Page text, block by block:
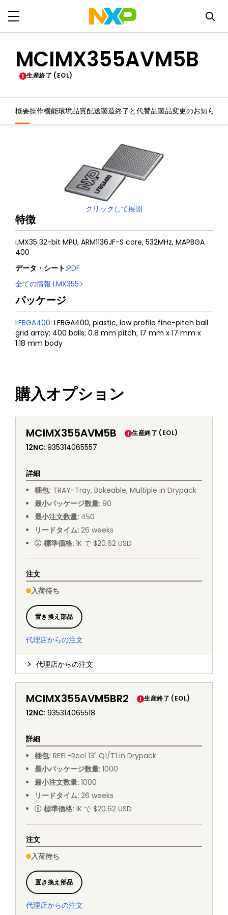
MCIMX355AVM5B
生産終了 (EOL)
概要操作機能環境品質配送製造終了と代替品製品変更のお知らせ
クリックして展開
特徴
i.MX35 32-bit MPU, ARM1136JF-S core, 532MHz, MAPBGA
400
データ・シート:PDF
全ての情報 i.MX355
パッケージ
LFBGA400: LFBGA400, plastic, low profile fine-pitch ball
grid array; 400 balls; 0.8 mm pitch; 17 mm x 17 mm x
1.18 mm body
購入オプション
MCIMX355AVM5B 生産終了 (EOL)
12NC: 935314065557
詳細
梱包: TRAY-Tray, Bakeable, Multiple in Drypack
最小パッケージ数量: 90
最小注文数量: 450
リードタイム: 26 weeks
標準価格: 1K で $20.62 USD
注文
入荷待ち
置き換え部品
代理店からの注文
代理店からの注文
MCIMX355AVM5BR2 生産終了 (EOL)
12NC: 935314065518
詳細
梱包: REEL-Reel 13" Q1/T1 in Drypack
最小パッケージ数量: 1000
最小注文数量: 1000
リードタイム: 26 weeks
標準価格: 1K で $20.62 USD
注文
入荷待ち
置き換え部品
代理店からの注文